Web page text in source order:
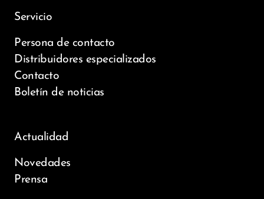
Servicio
Persona de contacto
Distribuidores especializados
Contacto
Boletín de noticias
Actualidad
Novedades
Prensa